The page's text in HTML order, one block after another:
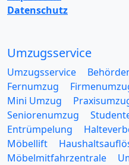
Datenschutz
Umzugsservice
Umzugsservice
Fernumzug
Mini Umzug
Seniorenumzug
Entrümpelung
Möbellift
Möbelmitfahrzentrale